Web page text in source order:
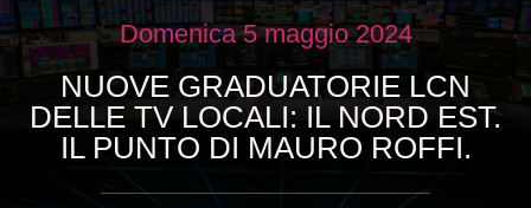
Domenica 5 maggio 2024
NUOVE GRADUATORIE LCN
DELLE TV LOCALI: IL NORD EST.
IL PUNTO DI MAURO ROFFI.